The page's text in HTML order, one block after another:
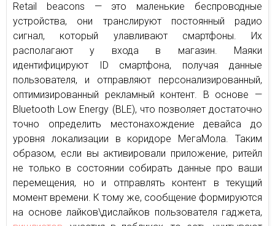
Retail beacons — это маленькие беспроводные
устройства, они транслируют постоянный радио
сигнал, который улавливают смартфоны. Их
располагают у входа в магазин. Маяки
идентифицируют ID смартфона, получая данные
пользователя, и отправляют персонализированный,
оптимизированный рекламный контент. В основе —
Bluetooth Low Energy (BLE), что позволяет достаточно
точно определить местонахождение девайса до
уровня локализации в коридоре МегаМола. Таким
образом, если вы активировали приложение, ритейл
не только в состоянии собирать данные про ваши
перемещения, но и отправлять контент в текущий
момент времени. К тому же, сообщение формируются
на основе лайков\дислайков пользователя гаджета,